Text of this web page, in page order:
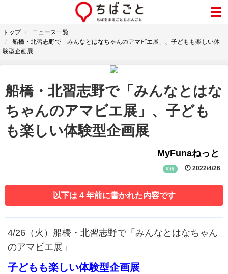
トップ
ニュース一覧
船橋・北習志野で「みんなとはなちゃんのアマビエ展」、子どもも楽しい体
験型企画展
船橋・北習志野で「みんなとはな
ちゃんのアマビエ展」、子ども
も楽しい体験型企画展
MyFunaねっと
船橋 2022/4/26
以下は 4 年前に書かれた内容です
4/26（火）船橋・北習志野で「みんなとはなちゃん
のアマビエ展」
子どもも楽しい体験型企画展